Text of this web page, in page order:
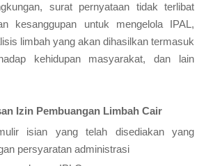
surat pernyataan tidak terlibat
kesanggupan untuk mengelola IPAL,
limbah yang akan dihasilkan termasuk
kehidupan masyarakat, dan lain
Izin Pembuangan Limbah Cair
isian yang telah disediakan yang
persyaratan administrasi